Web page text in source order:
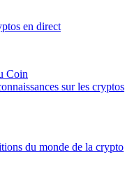
en direct
Coin
sur les cryptos
du monde de la crypto